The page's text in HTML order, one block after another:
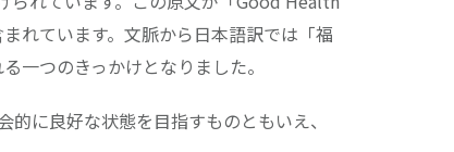
れています。文脈から日本語訳では「福
一つのきっかけとなりました。
に良好な状態を目指すものともいえ、